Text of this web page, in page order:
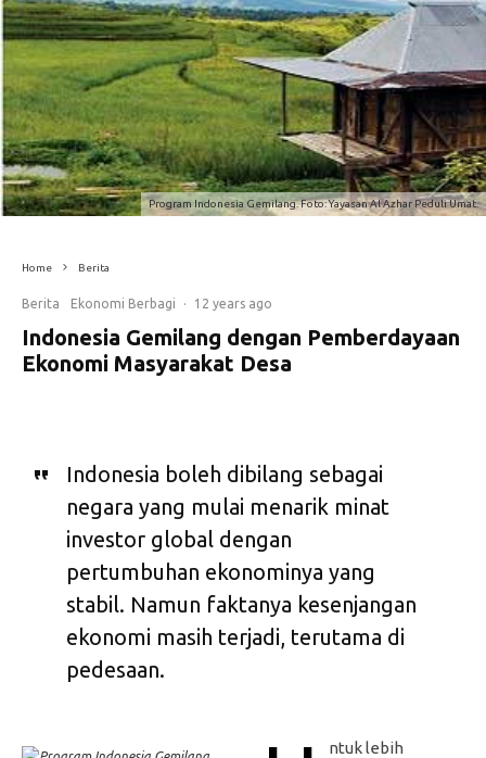
Program Indonesia Gemilang. Foto: Yayasan Al Azhar Peduli Umat.
Home Berita
Berita Ekonomi Berbagi · 12 years ago
Indonesia Gemilang dengan Pemberdayaan
Ekonomi Masyarakat Desa
Indonesia boleh dibilang sebagai
negara yang mulai menarik minat
investor global dengan
pertumbuhan ekonominya yang
stabil. Namun faktanya kesenjangan
ekonomi masih terjadi, terutama di
pedesaan.
ntuk lebih